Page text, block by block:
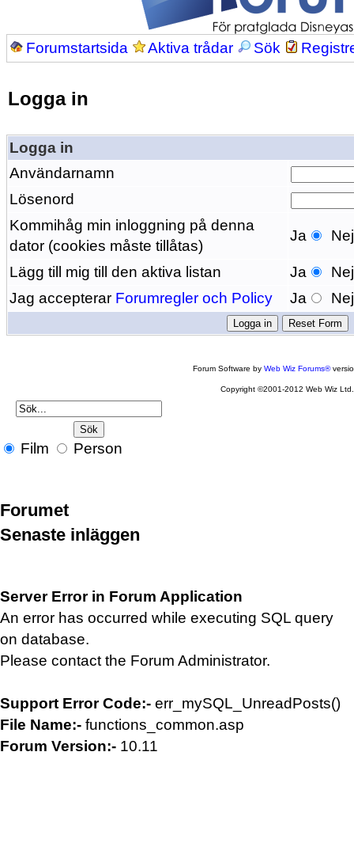
Forumstartsida Aktiva trådar Sök
Logga in
Logga in
Användarnamn
Lösenord
Kommihåg min inloggning på denna
dator (cookies måste tillåtas)
Ja Nej
Lägg till mig till den aktiva listan Ja
Nej
Jag accepterar Forumregler och Policy Ja Nej
Forum Software byWeb Wiz Forums®
Copyright ©2001-2012 Web Wiz Ltd.
Film Person
Forumet
Senaste inläggen
Server Error in Forum Application
An error has occurred while executing SQL query
on database.
Please contact the Forum Administrator.
Support Error Code:- err_mySQL_UnreadPosts()
File Name:- functions_common.asp
Forum Version:- 10.11